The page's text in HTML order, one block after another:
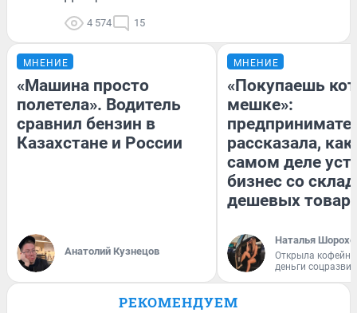
4 574 15
МНЕНИЕ
«Машина просто
полетела». Водитель
сравнил бензин в
Казахстане и России
Анатолий Кузнецов
МНЕНИЕ
«Покупаешь
мешке»:
рассказала, как
самом деле
бизнес со
дешевых
Наталья
Открыла
деньги
РЕКОМЕНДУЕМ